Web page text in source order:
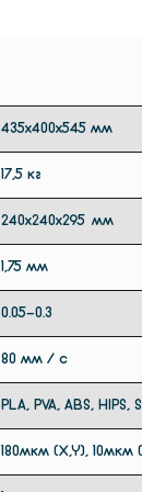
435х400х545 мм
17,5 кг
240х240х295 мм
1,75 мм
0.05-0.3
80 мм / с
PLA, PVA, ABS, HIPS,
180мкм (X,Y), 10мкм